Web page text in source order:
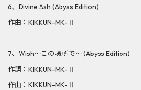
6、Divine Ash (Abyss Edition)
作曲：KIKKUN-MK-Ⅱ
7、Wish〜この場所で〜 (Abyss Edition)
作詞：KIKKUN-MK-Ⅱ
作曲：KIKKUN-MK-Ⅱ